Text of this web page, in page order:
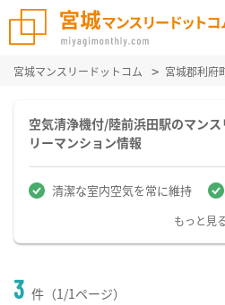
宮城マンスリードットコム 宮城郡利府
空気清浄機付/陸前浜田駅のマン
リーマンション情報
清潔な室内空気を常に維持
もっと見
3 件（1/1ページ）